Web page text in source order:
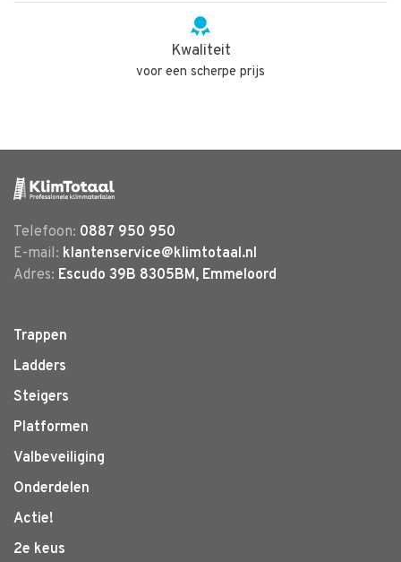
Kwaliteit
voor een scherpe prijs
Telefoon: 0887 950 950
E-mail: klantenservice@klimtotaal.nl
Adres: Escudo 39B 8305BM, Emmeloord
Trappen
Ladders
Steigers
Platformen
Valbeveiliging
Onderdelen
Actie!
2e keus